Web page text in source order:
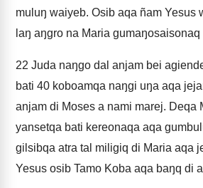
muluŋ waiyeb. Osib aqa ñam Yesus
laŋ aŋgro na Maria
22 Juda naŋgo dal anjam bei
bati 40 koboamqa naŋgi uŋa aqa
anjam di Moses a nami marej. Deqa
yansetqa bati kereonaqa aqa
gilsibqa atra tal miligiq di Maria aqa
Yesus osib Tamo Koba aqa baŋq di